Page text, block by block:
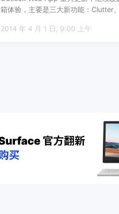
箱体验，主要是三大新功能：Clutter
2014 年 4 月 1 日, 9:00 上午